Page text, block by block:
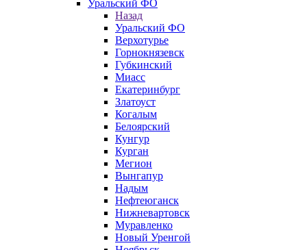
Уральский ФО
Назад
Уральский ФО
Верхотурье
Горнокнязевск
Губкинский
Миасс
Екатеринбург
Златоуст
Когалым
Белоярский
Кунгур
Курган
Мегион
Вынгапур
Надым
Нефтеюганск
Нижневартовск
Муравленко
Новый Уренгой